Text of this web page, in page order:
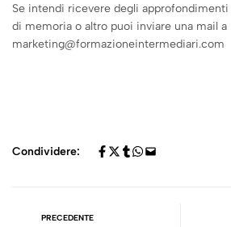
Se intendi ricevere degli
di memoria o altro puoi inviare una mail a
marketing@formazioneintermediari.com
Condividere:
PRECEDENTE